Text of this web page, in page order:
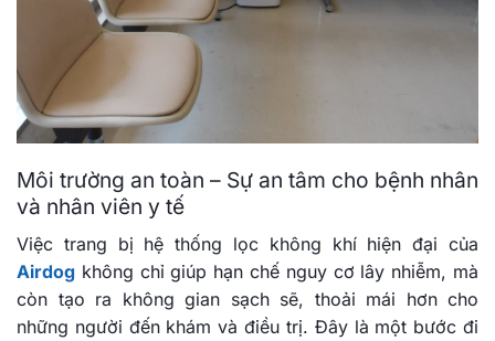
Môi trường an toàn – Sự an tâm cho bệnh nhân
và nhân viên y tế
Việc trang bị hệ thống lọc không khí hiện đại của
Airdog không chỉ giúp hạn chế nguy cơ lây nhiễm, mà
còn tạo ra không gian sạch sẽ, thoải mái hơn cho
những người đến khám và điều trị. Đây là một bước đi